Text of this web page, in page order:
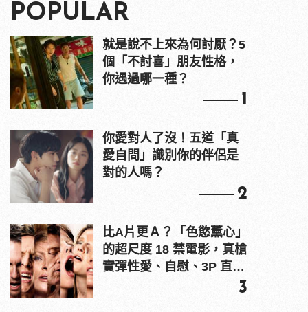
POPULAR
就是說不上來為何討厭？5
個「不討喜」朋友性格，
你遇過哪一種？
1
你愛對人了沒！五道「真
愛自問」識別你的伴侶是
對的人嗎？
2
比A片更Ａ？「色慾薰心」
的超尺度 18 禁電影，真槍
實彈性愛、自慰、3P 直接
3